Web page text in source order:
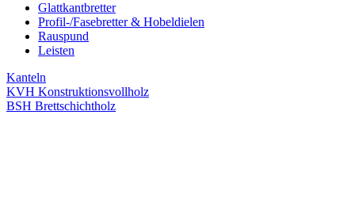
Glattkantbretter
Profil-/Fasebretter & Hobeldielen
Rauspund
Leisten
Kanteln
KVH Konstruktionsvollholz
BSH Brettschichtholz